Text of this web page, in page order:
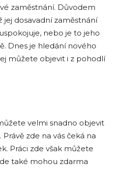
zaměstnání. Důvodem
jej dosavadní zaměstnání
nebo je to jeho
Dnes je hledání nového
můžete objevit i z pohodlí
velmi snadno objevit
zde na vás čeká na
Práci zde však můžete
také mohou zdarma